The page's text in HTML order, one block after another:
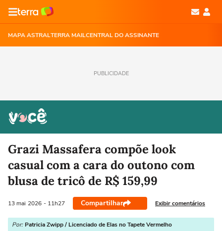
MAPA ASTRALTERRA MAILCENTRAL DO ASSINANTE
PUBLICIDADE
Grazi Massafera compõe look
casual com a cara do outono com
blusa de tricô de R$ 159,99
13 mai 2026 - 11h27 Compartilhar Exibir comentários
Por: Patricia Zwipp / Licenciado de Elas no Tapete Vermelho